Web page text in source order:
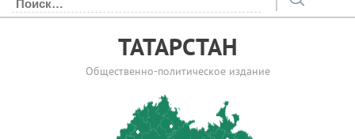
ТАТАРСТАН
Общественно-политическое издание